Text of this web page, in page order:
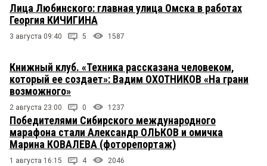
Лица Любинского: главная улица Омска в работах
Георгия КИЧИГИНА
3 августа 09:40 5 1587
Книжный клуб. «Техника рассказана человеком,
который ее создает»: Вадим ОХОТНИКОВ «На грани
возможного»
2 августа 23:00 0 1237
Победителями Сибирского международного
марафона стали Александр ОЛЬКОВ и омичка
Марина КОВАЛЕВА (фоторепортаж)
1 августа 16:15 4 2046